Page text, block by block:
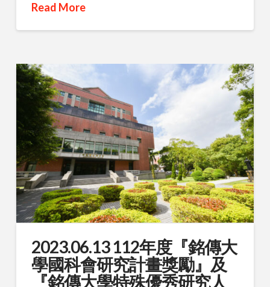
Read More
2023.06.13 112年度『銘傳大
學國科會研究計畫獎勵』及
『銘傳大學特殊優秀研究人